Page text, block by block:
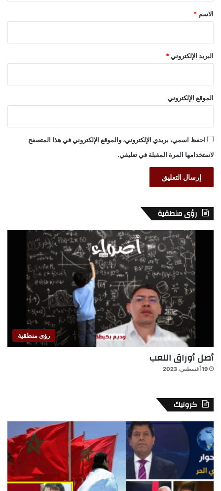
*
الاسم *
البريد الإلكتروني *
الموقع الإلكتروني
احفظ اسمي، بريدي الإلكتروني، والموقع الإلكتروني في هذا المتصفح
لاستخدامها المرة المقبلة في تعليقي.
رؤى منطقية
رؤى منطقية
أصل أوراق اللعب
19 أغسطس، 2023
كرونيك